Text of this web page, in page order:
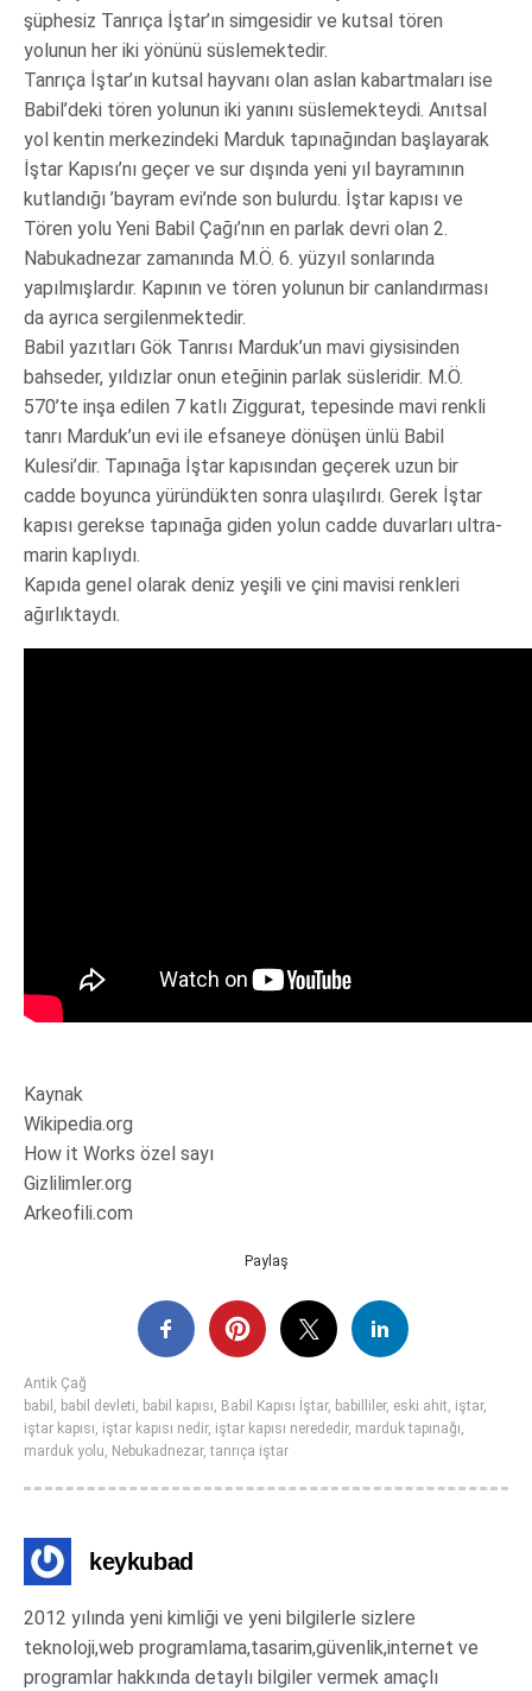
şüphesiz Tanrıça İştar’ın simgesidir ve kutsal tören
yolunun her iki yönünü süslemektedir.
Tanrıça İştar’ın kutsal hayvanı olan aslan kabartmaları ise
Babil’deki tören yolunun iki yanını süslemekteydi. Anıtsal
yol kentin merkezindeki Marduk tapınağından başlayarak
İştar Kapısı’nı geçer ve sur dışında yeni yıl bayramının
kutlandığı ’bayram evi’nde son bulurdu. İştar kapısı ve
Tören yolu Yeni Babil Çağı’nın en parlak devri olan 2.
Nabukadnezar zamanında M.Ö. 6. yüzyıl sonlarında
yapılmışlardır. Kapının ve tören yolunun bir canlandırması
da ayrıca sergilenmektedir.
Babil yazıtları Gök Tanrısı Marduk’un mavi giysisinden
bahseder, yıldızlar onun eteğinin parlak süsleridir. M.Ö.
570’te inşa edilen 7 katlı Ziggurat, tepesinde mavi renkli
tanrı Marduk’un evi ile efsaneye dönüşen ünlü Babil
Kulesi’dir. Tapınağa İştar kapısından geçerek uzun bir
cadde boyunca yüründükten sonra ulaşılırdı. Gerek İştar
kapısı gerekse tapınağa giden yolun cadde duvarları ultra-
marin kaplıydı.
Kapıda genel olarak deniz yeşili ve çini mavisi renkleri
ağırlıktaydı.
Kaynak
Wikipedia.org
How it Works özel sayı
Gizlilimler.org
Arkeofili.com
Paylaş
Antik Çağ
babil , babil devleti, babil kapısı, Babil Kapısı İştar, babilliler, eski ahit, iştar,
iştar kapısı, iştar kapısı nedir, iştar kapısı nerededir, marduk tapınağı,
marduk yolu, Nebukadnezar,tanrıça iştar
keykubad
2012 yılında yeni kimliği ve yeni bilgilerle sizlere
teknoloji,web programlama,tasarim,güvenlik,internet ve
programlar hakkında detaylı bilgiler vermek amaçlı